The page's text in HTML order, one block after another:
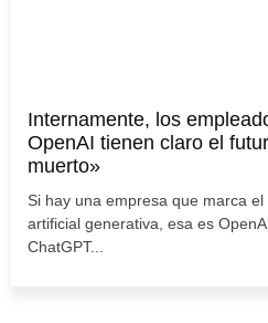
Internamente, los
OpenAI tienen claro el
muerto»
Si hay una empresa que marca
artificial generativa, esa es
ChatGPT...